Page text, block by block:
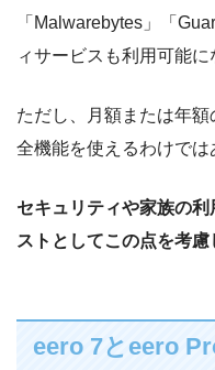
「Malwarebytes」「
ィサービスも利用可能に
ただし、月額または年
全機能を使えるわけでは
セキュリティや家族の
ストとしてこの点を考
eero 7とeero